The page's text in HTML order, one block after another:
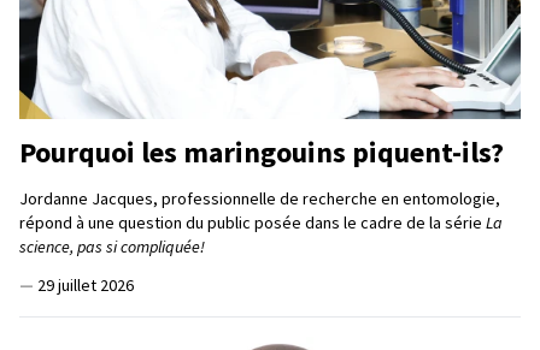
Pourquoi les maringouins piquent-ils?
Jordanne Jacques, professionnelle de recherche en entomologie,
répond à une question du public posée dans le cadre de la série La
science, pas si compliquée!
— 29 juillet 2026